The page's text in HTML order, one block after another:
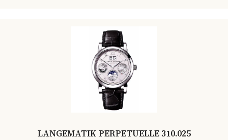
LANGEMATIK PERPETUELLE 310.025